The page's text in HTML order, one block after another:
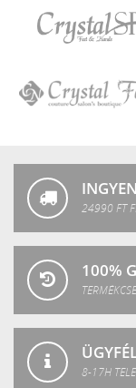
Nails
SPA
24990 FT
100%
8-17H